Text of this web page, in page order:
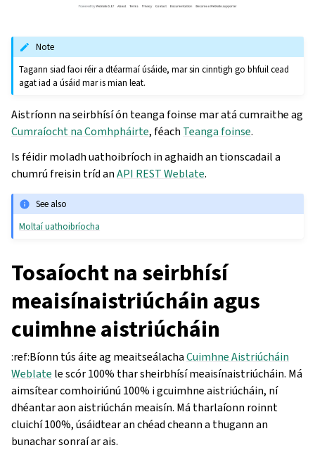
Note
Tagann siad faoi réir a dtéarmaí úsáide, mar sin cinntigh go bhfuil cead
agat iad a úsáid mar is mian leat.
Aistríonn na seirbhísí ón teanga foinse mar atá cumraithe ag
Cumraíocht na Comhpháirte, féach Teanga foinse.
Is féidir moladh uathoibríoch in aghaidh an tionscadail a
chumrú freisin tríd anAPI REST Weblate.
See also
Moltaí uathoibríocha
Tosaíocht na seirbhísí
meaisínaistriúcháin agus
cuimhne aistriúcháin
:ref:Bíonn tús áite ag meaitseálachaCuimhne Aistriúcháin
Weblate le scór 100% thar sheirbhísí meaisínaistriúcháin. Má
aimsítear comhoiriúnú 100% i gcuimhne aistriúcháin, ní
dhéantar aon aistriúchán meaisín. Má tharlaíonn roinnt
cluichí 100%, úsáidtear an chéad cheann a thugann an
bunachar sonraí ar ais.